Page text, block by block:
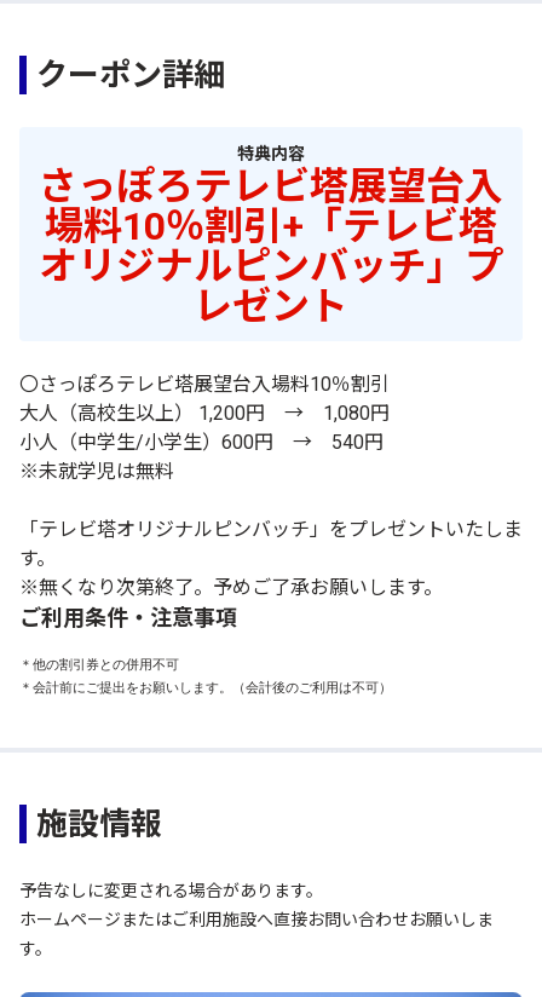
クーポン詳細
特典内容
さっぽろテレビ塔展望台入
場料10％割引+「テレビ塔
オリジナルピンバッチ」プ
レゼント
〇さっぽろテレビ塔展望台入場料10％割引
大人（高校生以上）
1,200円 → 1,080円
小人（中学生/小学生） 600円 → 540円
※未就学児は無料
「テレビ塔オリジナルピンバッチ」をプレゼントいたしま
す。
※無くなり次第終了。予めご了承お願いします。
ご利用条件・注意事項
＊他の割引券との併用不可
＊会計前にご提出をお願いします。（会計後のご利用は不可）
施設情報
予告なしに変更される場合があります。
ホームページまたはご利用施設へ直接お問い合わせお願いしま
す。